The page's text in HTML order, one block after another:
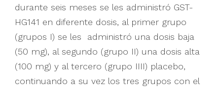
durante seis meses se les administró GST-
HG141 en diferente dosis, al primer grupo
(grupos I) se les administró una dosis baja
(50 mg), al segundo (grupo II) una dosis alta
(100 mg) y al tercero (grupo IIII) placebo,
continuando a su vez los tres grupos con el